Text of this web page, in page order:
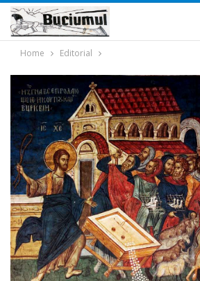
Home Editorial